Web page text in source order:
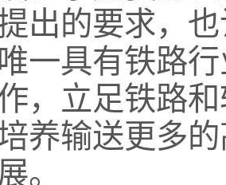
出的要求，
一具有铁路
，立足铁路
养输送更多
。